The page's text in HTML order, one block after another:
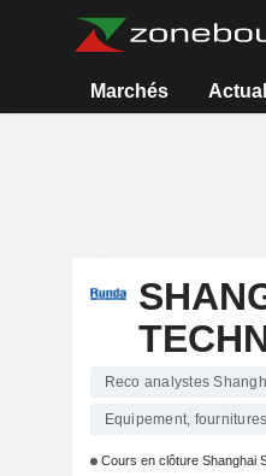
Marchés
Reco analystes
Equipement,
Cours en clôture Shanghai